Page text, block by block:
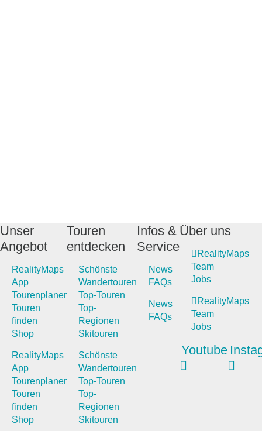
Unser
Angebot
RealityMaps
App
Tourenplaner
Touren
finden
Shop
RealityMaps
App
Tourenplaner
Touren
finden
Shop
Touren
entdecken
Schönste
Wandertouren
Top-Touren
Top-
Regionen
Skitouren
Schönste
Wandertouren
Top-Touren
Top-
Regionen
Skitouren
Infos &
Service
News
FAQs
News
FAQs
Über uns
RealityMaps
Team
Jobs
RealityMaps
Team
Jobs
Youtube